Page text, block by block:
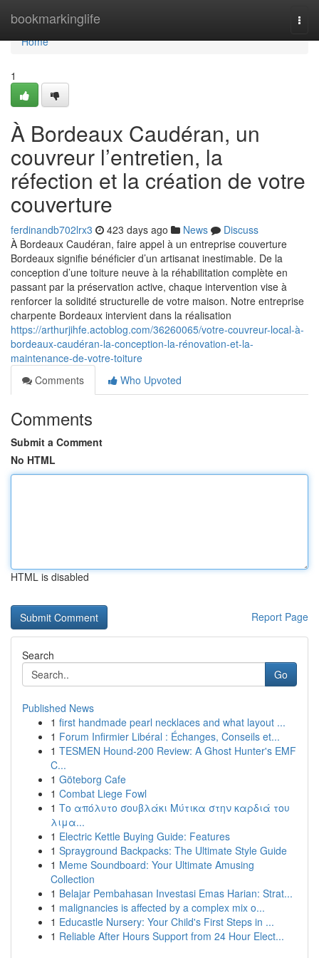
bookmarkinglife
Home
Home
1
À Bordeaux Caudéran, un
couvreur l’entretien, la
réfection et la création de votre
couverture
ferdinandb702lrx3 423 days ago News
Discuss
À Bordeaux Caudéran, faire appel à un entreprise couverture
Bordeaux signifie bénéficier d’un artisanat inestimable. De la
conception d’une toiture neuve à la réhabilitation complète en
passant par la préservation active, chaque intervention vise à
renforcer la solidité structurelle de votre maison. Notre entreprise
charpente Bordeaux intervient dans la réalisation
https://arthurjihfe.actoblog.com/36260065/votre-couvreur-local-à-
bordeaux-caudéran-la-conception-la-rénovation-et-la-
maintenance-de-votre-toiture
Comments
Who Upvoted
Comments
Submit a Comment
No HTML
HTML is disabled
Report Page
Search
Go
Published News
1 first handmade pearl necklaces and what layout ...
1 Forum Infirmier Libéral : Échanges, Conseils et...
1 TESMEN Hound-200 Review: A Ghost Hunter's EMF
C...
1 Göteborg Cafe
1 Combat Liege Fowl
1 Το απόλυτο σουβλάκι Μύτικα στην καρδιά του
λιμα...
1 Electric Kettle Buying Guide: Features
1 Sprayground Backpacks: The Ultimate Style Guide
1 Meme Soundboard: Your Ultimate Amusing
Collection
1 Belajar Pembahasan Investasi Emas Harian: Strat...
1 malignancies is affected by a complex mix o...
1 Educastle Nursery: Your Child's First Steps in ...
1 Reliable After Hours Support from 24 Hour Elect...